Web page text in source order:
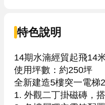
特色說明
14期水湳經貿起飛14
使用坪數：約250坪
全新建造5樓突一電梯
1. 外觀二丁掛磁磚，